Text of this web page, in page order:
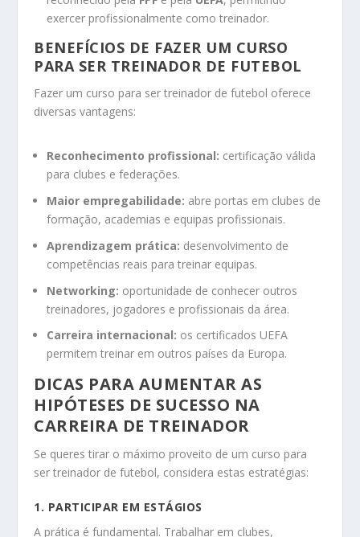
exercer profissionalmente como treinador.
BENEFÍCIOS DE FAZER UM CURSO
PARA SER TREINADOR DE FUTEBOL
Fazer um curso para ser treinador de futebol oferece
diversas vantagens:
Reconhecimento profissional: certificação válida
para clubes e federações.
Maior empregabilidade: abre portas em clubes de
formação, academias e equipas profissionais.
Aprendizagem prática: desenvolvimento de
competências reais para treinar equipas.
Networking: oportunidade de conhecer outros
treinadores, jogadores e profissionais da área.
Carreira internacional: os certificados UEFA
permitem treinar em outros países da Europa.
DICAS PARA AUMENTAR AS
HIPÓTESES DE SUCESSO NA
CARREIRA DE TREINADOR
Se queres tirar o máximo proveito de um curso para
ser treinador de futebol, considera estas estratégias:
1. PARTICIPAR EM ESTÁGIOS
A prática é fundamental. Trabalhar em clubes,